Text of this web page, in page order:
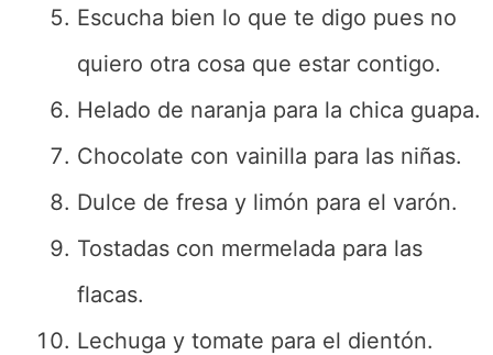
Escucha bien lo que te digo pues no
quiero otra cosa que estar contigo.
Helado de naranja para la chica guapa.
Chocolate con vainilla para las niñas.
Dulce de fresa y limón para el varón.
Tostadas con mermelada para las
flacas.
Lechuga y tomate para el dientón.